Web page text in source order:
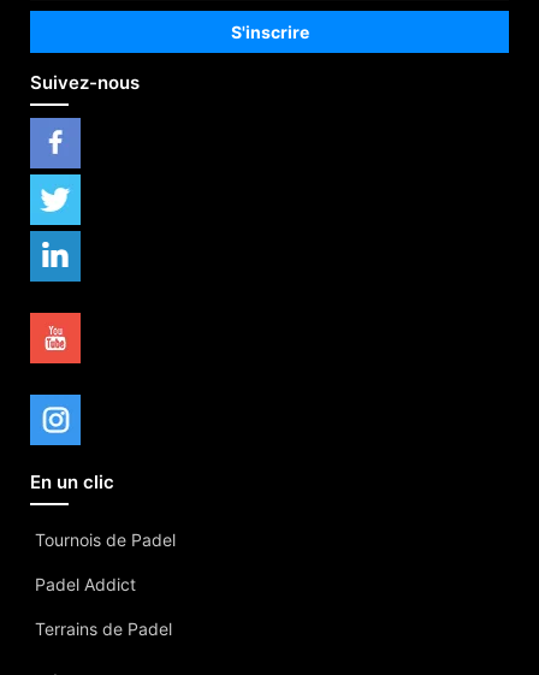
Suivez-nous
En un clic
Tournois de Padel
Padel Addict
Terrains de Padel